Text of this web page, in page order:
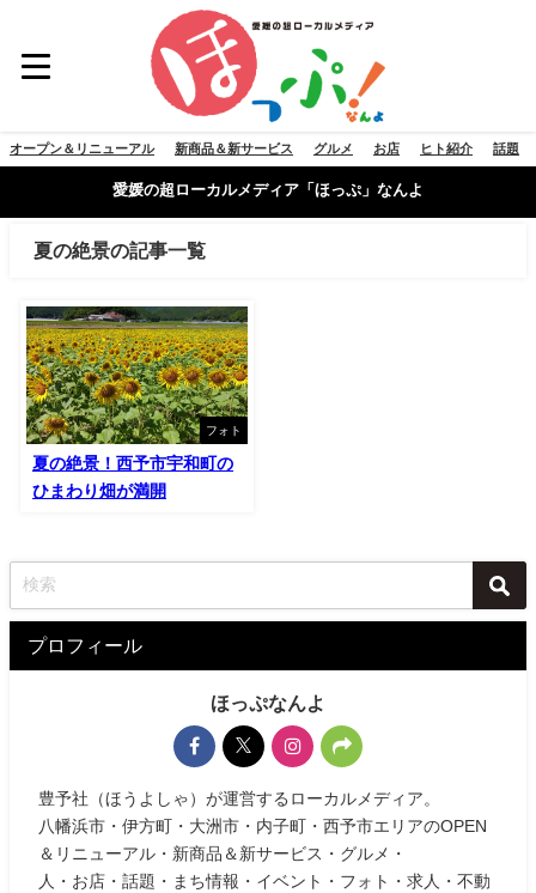
オープン＆リニューアル 新商品＆新サービス グルメ お店 ヒト紹介 話題
愛媛の超ローカルメディア「ほっぷ」なんよ
夏の絶景の記事一覧
フォト
夏の絶景！西予市宇和町の
ひまわり畑が満開
プロフィール
ほっぷなんよ
豊予社（ほうよしゃ）が運営するローカルメディア。
八幡浜市・伊方町・大洲市・内子町・西予市エリアのOPEN
＆リニューアル・新商品＆新サービス・グルメ・
人・お店・話題・まち情報・イベント・フォト・求人・不動